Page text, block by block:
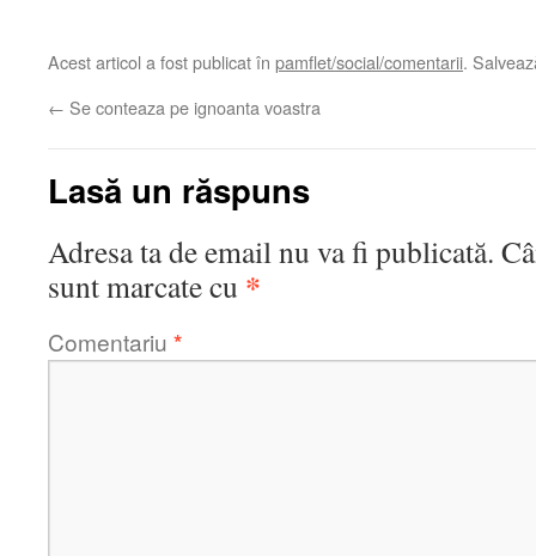
Acest articol a fost publicat în pamflet/social/comentarii.
← Se conteaza pe ignoanta voastra
Lasă un răspuns
Adresa ta de email nu va fi publicată.
sunt marcate cu *
Comentariu *